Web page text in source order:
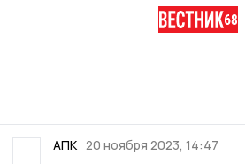
АПК 20 ноября 2023, 14:47